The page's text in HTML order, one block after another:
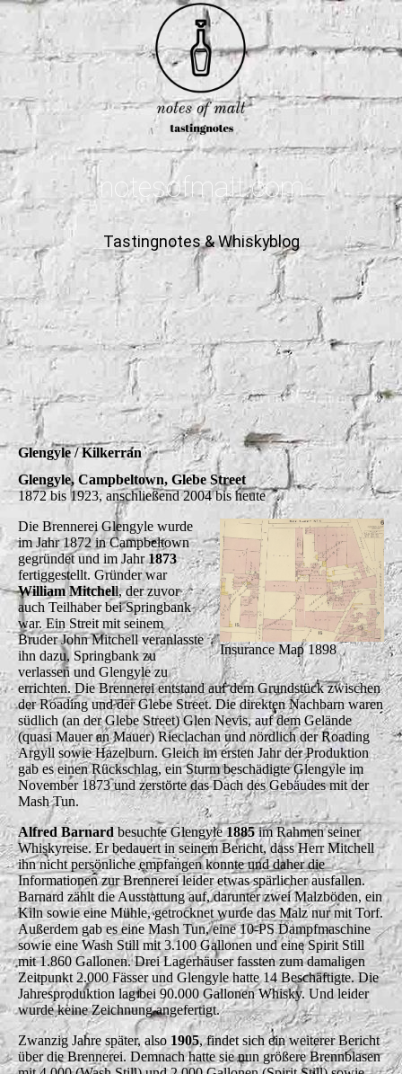
notesofmalt.com
Tastingnotes & Whiskyblog
Glengyle / Kilkerran
Glengyle, Campbeltown, Glebe Street
1872 bis 1923, anschließend 2004 bis heute
Insurance Map 1898
Die Brennerei Glengyle wurde
im Jahr 1872 in Campbeltown
gegründet und im Jahr1873
fertiggestellt. Gründer war
William Mitchell, der zuvor
auch Teilhaber bei Springbank
war. Ein Streit mit seinem
Bruder John Mitchell veranlasste
ihn dazu, Springbank zu
verlassen und Glengyle zu
errichten. Die Brennerei entstand auf dem Grundstück zwischen
der Roading und der Glebe Street. Die direkten Nachbarn waren
südlich (an der Glebe Street) Glen Nevis, auf dem Gelände
(quasi Mauer an Mauer) Rieclachan und nördlich der Roading
Argyll sowie Hazelburn. Gleich im ersten Jahr der Produktion
gab es einen Rückschlag, ein Sturm beschädigte Glengyle im
November 1873 und zerstörte das Dach des Gebäudes mit der
Mash Tun.
Alfred Barnardbesuchte Glengyle1885im Rahmen seiner
Whiskyreise. Er bedauert in seinem Bericht, dass Herr Mitchell
ihn nicht persönliche empfangen konnte und daher die
Informationen zur Brennerei leider etwas spärlicher ausfallen.
Barnard zählt die Ausstattung auf, darunter zwei Malzböden, ein
Kiln sowie eine Mühle, getrocknet wurde das Malz nur mit Torf.
Außerdem gab es eine Mash Tun, eine 10-PS Dampfmaschine
sowie eine Wash Still mit 3.100 Gallonen und eine Spirit Still
mit 1.860 Gallonen. Drei Lagerhäuser fassten zum damaligen
Zeitpunkt 2.000 Fässer und Glengyle hatte 14 Beschäftigte. Die
Jahresproduktion lag bei 90.000 Gallonen Whisky. Und leider
wurde keine Zeichnung angefertigt.
Zwanzig Jahre später, also 1905, findet sich ein weiterer Bericht
über die Brennerei. Demnach hatte sie nun größere Brennblasen